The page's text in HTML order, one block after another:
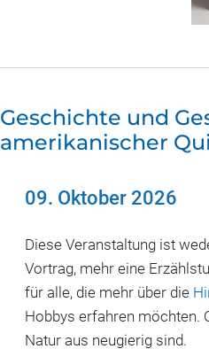
Geschichte und
amerikanischer
09. Oktober 2026
Diese Veranstaltung ist
Vortrag, mehr eine
für alle, die mehr über die
Hobbys erfahren möchten.
Natur aus neugierig sind.